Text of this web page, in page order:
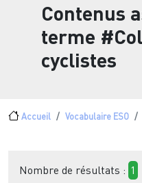
Contenus
terme
cyclistes
Fil d'Ariane
Accueil Vocabulaire ESO
Nombre de résultats : 1